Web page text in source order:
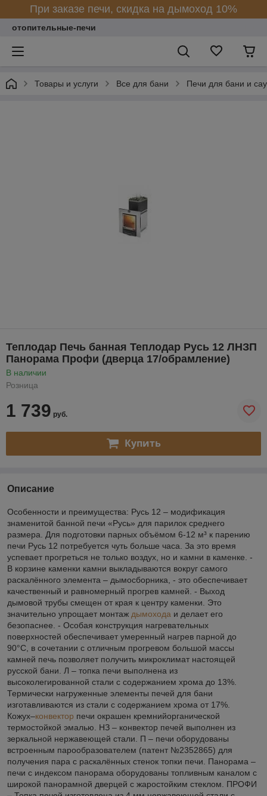
При заказе печи, скидка на дымоход 10%
отопительные-печи
Товары и услуги Все для бани Печи для бани и
Теплодар Печь банная Теплодар Русь 12 ЛНЗП
Панорама Профи (дверца 17/обрамление)
В наличии
Розница
1 739 руб.
Купить
Описание
Особенности и преимущества: Русь 12 – модификация
знаменитой банной печи «Русь» для парилок среднего
размера. Для подготовки парных объёмом 6-12 м³ к парению
печи Русь 12 потребуется чуть больше часа. За это время
успевает прогреться не только воздух, но и камни в каменке. -
В корзине каменки камни выкладываются вокруг самого
раскалённого элемента – дымосборника, - это обеспечивает
качественный и равномерный прогрев камней. - Выход
дымовой трубы смещен от края к центру каменки. Это
значительно упрощает монтаж дымохода и делает его
безопаснее. - Особая конструкция нагревательных
поверхностей обеспечивает умеренный нагрев парной до
90°С, в сочетании с отличным прогревом большой массы
камней печь позволяет получить микроклимат настоящей
русской бани. Л – топка печи выполнена из
высоколегированной стали с содержанием хрома до 13%.
Термически нагруженные элементы печей для бани
изготавливаются из стали с содержанием хрома от 17%.
Кожух–конвектор печи окрашен кремнийорганической
термостойкой эмалью. НЗ – конвектор печей выполнен из
зеркальной нержавеющей стали. П – печи оборудованы
встроенным парообразователем (патент №2352865) для
получения пара с раскалённых стенок топки печи. Панорама –
печи с индексом панорама оборудованы топливным каналом с
широкой панорамной дверцей с жаростойким стеклом. ПРОФИ